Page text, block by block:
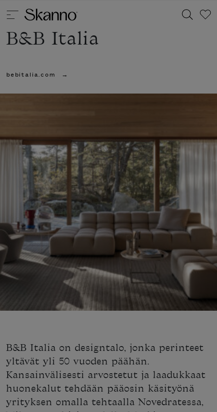
Haku
Type 2 or more characters for results.
B&B Italia
bebitalia.com
B&B Italia on designtalo, jonka perinteet
yltävät yli 50 vuoden päähän.
Kansainvälisesti arvostetut ja laadukkaat
huonekalut tehdään pääosin käsityönä
yrityksen omalla tehtaalla Novedratessa,